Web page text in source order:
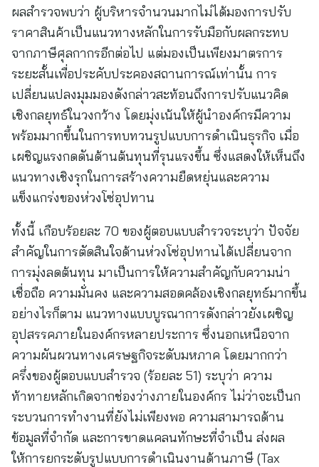
ผลสำรวจพบว่า ผู้บริหารจำนวนมากไม่ได้มองการปรับ
ราคาสินค้าเป็นแนวทางหลักในการรับมือกับผลกระทบ
จากภาษีศุลกากรอีกต่อไป แต่มองเป็นเพียงมาตรการ
ระยะสั้นเพื่อประคับประคองสถานการณ์เท่านั้น การ
เปลี่ยนแปลงมุมมองดังกล่าวสะท้อนถึงการปรับแนวคิด
เชิงกลยุทธ์ในวงกว้าง โดยมุ่งเน้นให้ผู้นำองค์กรมีความ
พร้อมมากขึ้นในการทบทวนรูปแบบการดำเนินธุรกิจ เมื่อ
เผชิญแรงกดดันด้านต้นทุนที่รุนแรงขึ้น ซึ่งแสดงให้เห็นถึง
แนวทางเชิงรุกในการสร้างความยืดหยุ่นและความ
แข็งแกร่งของห่วงโซ่อุปทาน
ทั้งนี้ เกือบร้อยละ 70 ของผู้ตอบแบบสำรวจระบุว่า ปัจจัย
สำคัญในการตัดสินใจด้านห่วงโซ่อุปทานได้เปลี่ยนจาก
การมุ่งลดต้นทุน มาเป็นการให้ความสำคัญกับความน่า
เชื่อถือ ความมั่นคง และความสอดคล้องเชิงกลยุทธ์มากขึ้น
อย่างไรก็ตาม แนวทางแบบบูรณาการดังกล่าวยังเผชิญ
อุปสรรคภายในองค์กรหลายประการ ซึ่งนอกเหนือจาก
ความผันผวนทางเศรษฐกิจระดับมหภาค โดยมากกว่า
ครึ่งของผู้ตอบแบบสำรวจ (ร้อยละ 51) ระบุว่า ความ
ท้าทายหลักเกิดจากช่องว่างภายในองค์กร ไม่ว่าจะเป็นก
ระบวนการทำงานที่ยังไม่เพียงพอ ความสามารถด้าน
ข้อมูลที่จำกัด และการขาดแคลนทักษะที่จำเป็น ส่งผล
ให้การยกระดับรูปแบบการดำเนินงานด้านภาษี (Tax